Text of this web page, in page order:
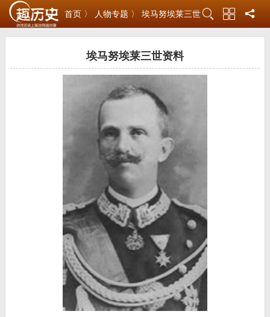
首页 〉 人物专题 〉 埃马努埃莱三世
埃马努埃莱三世资料